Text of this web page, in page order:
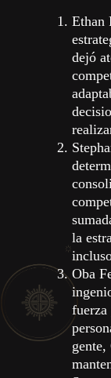
Ethan
dejó
la
Oba
fuerza
gente,